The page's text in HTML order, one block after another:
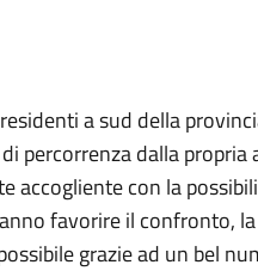
a sud della
percorrenza dalla propria
accogliente con la
favorire il confronto,
grazie ad un bel